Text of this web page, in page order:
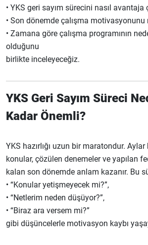
• YKS geri sayım sürecini nasıl
• Son dönemde çalışma motivasyonunu
• Zamana göre çalışma programının
olduğunu
birlikte inceleyeceğiz.
YKS Geri Sayım Süreci
Kadar Önemli?
YKS hazırlığı uzun bir maratondur. Aylar
konular, çözülen denemeler ve yapılan
kalan son dönemde anlam kazanır. Bu
• “Konular yetişmeyecek mi?”,
• “Netlerim neden düşüyor?”,
• “Biraz ara versem mi?”
gibi düşüncelerle motivasyon kaybı